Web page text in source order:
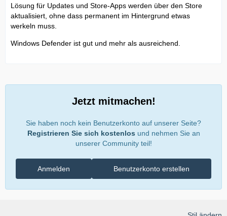
Lösung für Updates und Store-Apps werden über den Store
aktualisiert, ohne dass permanent im Hintergrund etwas
werkeln muss.
Windows Defender ist gut und mehr als ausreichend.
Jetzt mitmachen!
Sie haben noch kein Benutzerkonto auf unserer Seite?
Registrieren Sie sich kostenlos und nehmen Sie an
unserer Community teil!
Benutzerkonto erstellen
Anmelden